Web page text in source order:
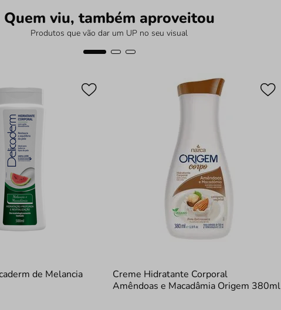
Quem viu, também aproveitou
Produtos que vão dar um UP no seu visual
de Melancia
Creme Hidratante Corporal
Amêndoas e Macadâmia Origem 380ml